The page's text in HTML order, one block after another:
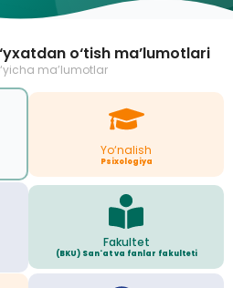
o‘tish ma’lumotlari
ma’lumotlar
Yo‘nalish
Psixologiya
Fakultet
(BKU) San'at va fanlar fakulteti